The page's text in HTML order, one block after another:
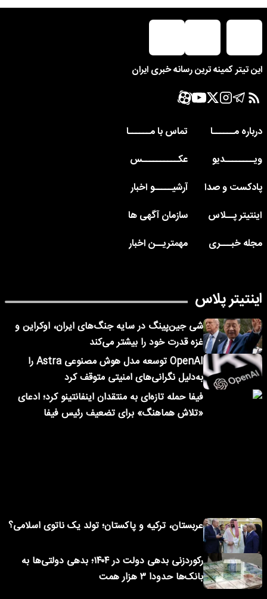
این تیتر کمینه ترین رسانه خبری ایران
درباره مــــــا
تماس با مــــــا
ویــــــــدیو
عکــــــــــس
پادکست و صدا
آرشیـــــو اخبار
اینتیتر پــلاس
سازمان آگهی ها
مجله خبـــری
مهمتریــن اخبار
اینتیتر پلاس
شی جین‌پینگ در سایه جنگ‌های ایران، اوکراین و
غزه قدرت خود را بیشتر می‌کند
OpenAI توسعه مدل هوش مصنوعی Astra را
به‌دلیل نگرانی‌های امنیتی متوقف کرد
فیفا حمله تازه‌ای به منتقدان اینفانتینو کرد؛ ادعای
«تلاش هماهنگ» برای تضعیف رئیس فیفا
عربستان، ترکیه و پاکستان؛ تولد یک ناتوی اسلامی؟
رکوردزنی بدهی دولت در ۱۴۰۴؛ بدهی دولتی‌ها به
بانک‌ها حدودا ۳ هزار همت